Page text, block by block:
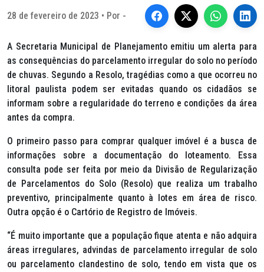
28 de fevereiro de 2023 • Por -
A Secretaria Municipal de Planejamento emitiu um alerta para
as consequências do parcelamento irregular do solo no período
de chuvas. Segundo a Resolo, tragédias como a que ocorreu no
litoral paulista podem ser evitadas quando os cidadãos se
informam sobre a regularidade do terreno e condições da área
antes da compra.
O primeiro passo para comprar qualquer imóvel é a busca de
informações sobre a documentação do loteamento. Essa
consulta pode ser feita por meio da Divisão de Regularização
de Parcelamentos do Solo (Resolo) que realiza um trabalho
preventivo, principalmente quanto à lotes em área de risco.
Outra opção é o Cartório de Registro de Imóveis.
“É muito importante que a população fique atenta e não adquira
áreas irregulares, advindas de parcelamento irregular de solo
ou parcelamento clandestino de solo, tendo em vista que os